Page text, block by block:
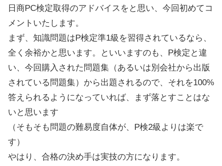
日商PC検定取得のアドバイスをと思い、今回初めてコ
メントいたします。
まず、知識問題はP検定準1級を習得されているなら、
全く余裕かと思います。といいますのも、P検定と違
い、今回購入された問題集（あるいは別会社から出版
されている問題集）から出題されるので、それを100%
答えられるようになっていれば、まず落とすことはな
いと思います
（そもそも問題の難易度自体が、P検2級よりは楽で
す）
やはり、合格の決め手は実技の方になります。